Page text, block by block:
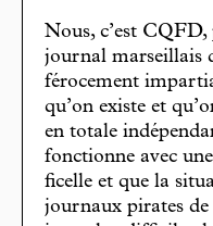
Nous, c’est
journal marseillais
férocement
qu’on existe et
en totale
fonctionne avec
ficelle et que la
journaux pirates de